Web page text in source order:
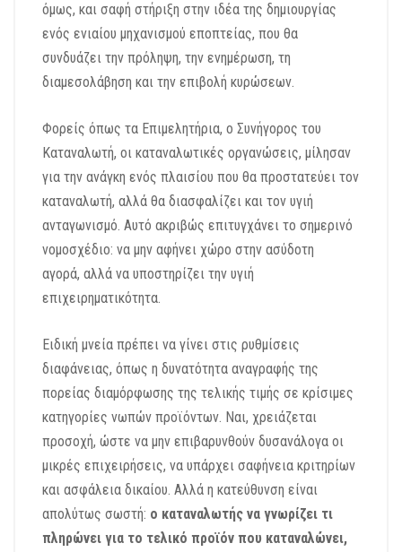
όμως, και σαφή στήριξη στην ιδέα της δημιουργίας
ενός ενιαίου μηχανισμού εποπτείας, που θα
συνδυάζει την πρόληψη, την ενημέρωση, τη
διαμεσολάβηση και την επιβολή κυρώσεων.
Φορείς όπως τα Επιμελητήρια, ο Συνήγορος του
Καταναλωτή, οι καταναλωτικές οργανώσεις, μίλησαν
για την ανάγκη ενός πλαισίου που θα προστατεύει τον
καταναλωτή, αλλά θα διασφαλίζει και τον υγιή
ανταγωνισμό. Αυτό ακριβώς επιτυγχάνει το σημερινό
νομοσχέδιο: να μην αφήνει χώρο στην ασύδοτη
αγορά, αλλά να υποστηρίζει την υγιή
επιχειρηματικότητα.
Ειδική μνεία πρέπει να γίνει στις ρυθμίσεις
διαφάνειας, όπως η δυνατότητα αναγραφής της
πορείας διαμόρφωσης της τελικής τιμής σε κρίσιμες
κατηγορίες νωπών προϊόντων. Ναι, χρειάζεται
προσοχή, ώστε να μην επιβαρυνθούν δυσανάλογα οι
μικρές επιχειρήσεις, να υπάρχει σαφήνεια κριτηρίων
και ασφάλεια δικαίου. Αλλά η κατεύθυνση είναι
απολύτως σωστή: ο καταναλωτής να γνωρίζει τι
πληρώνει για το τελικό προϊόν που καταναλώνει,